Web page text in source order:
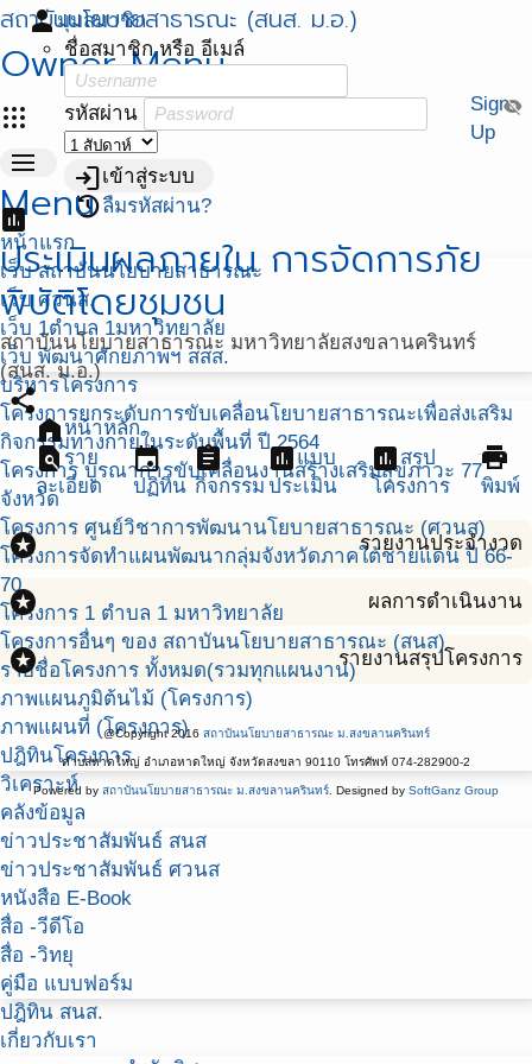
สถาบันนโยบายสาธารณะ (สนส. ม.อ.)
Owner Menu
apps
personมุมสมาชิก
ชื่อสมาชิก หรือ อีเมล์
รหัสผ่าน visibility_off
loginเข้าสู่ระบบ
restoreลืมรหัสผ่าน?
Sign
Up
menu
Menu
หน้าแรก
เว็บ สถาบันนโยบายสาธารณะ
เว็บ ศวนส.
เว็บ 1ตำบล 1มหาวิทยาลัย
เว็บ พัฒนาศักยภาพฯ สสส.
บริหารโครงการ
โครงการยกระดับการขับเคลื่อนโยบายสาธารณะเพื่อส่งเสริม
กิจกรรมทางกายในระดับพื้นที่ ปี 2564
โครงการ บูรณาการขับเคลื่อนงานสร้างเสริมสุขภาวะ 77
จังหวัด
โครงการ ศูนย์วิชาการพัฒนานโยบายสาธารณะ (ศวนส)
โครงการจัดทำแผนพัฒนากลุ่มจังหวัดภาคใต้ชายแดน ปี 66-
70
โครงการ 1 ตำบล 1 มหาวิทยาลัย
โครงการอื่นๆ ของ สถาบันนโยบายสาธารณะ (สนส)
รายชื่อโครงการ ทั้งหมด(รวมทุกแผนงาน)
ภาพแผนภูมิต้นไม้ (โครงการ)
ภาพแผนที่ (โครงการ)
ปฎิทินโครงการ
วิเคราะห์
คลังข้อมูล
ข่าวประชาสัมพันธ์ สนส
ข่าวประชาสัมพันธ์ ศวนส
หนังสือ E-Book
สื่อ -วีดีโอ
สื่อ -วิทยุ
คู่มือ แบบฟอร์ม
ปฎิทิน สนส.
เกี่ยวกับเรา
assessment
ประเมินผลภายใน การจัดการภัย
พิบัติโดยชุมชน
สถาบันนโยบายสาธารณะ มหาวิทยาลัยสงขลานครินทร์
(สนส. ม.อ.)
share
homeหน้าหลัก
find_in_pageราย
ละเอียด
event
ปฏิทิน
assignment
กิจกรรม
assessmentแบบ
ประเมิน
assessmentสรุป
โครงการ
print
พิมพ์
stars รายงานประจำงวด
stars ผลการดำเนินงาน
stars รายงานสรุปโครงการ
@Copyright 2016 สถาบันนโยบายสาธารณะ ม.สงขลานครินทร์
ตำบลหาดใหญ่ อำเภอหาดใหญ่ จังหวัดสงขลา 90110 โทรศัพท์ 074-282900-2
Powered by สถาบันนโยบายสาธารณะ ม.สงขลานครินทร์ . Designed by SoftGanz Group